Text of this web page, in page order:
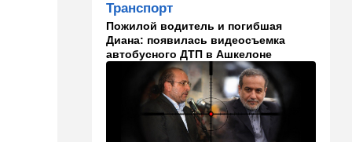
19:59 В мире
Несмотря ни на какие угрозы
Мамдани: Нетаниягу снова
собирается в Нью-Йорк
Здоровье
Исследование ООН:
детского голода в Газе нет и
Транспорт
Пожилой водитель и погибшая
Диана: появилась видеосъемка
автобусного ДТП в Ашкелоне